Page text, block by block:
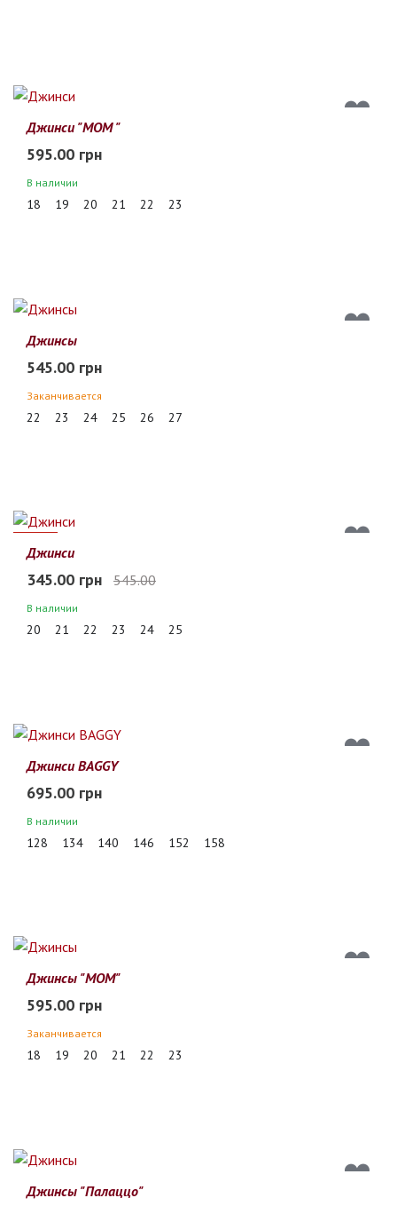
Джинси "МОМ "
595.00 грн
В наличии
18 19 20 21 22 23
Джинсы
545.00 грн
Заканчивается
22 23 24 25 26 27
37%
Джинси
345.00 грн 545.00
В наличии
20 21 22 23 24 25
Джинси BAGGY
695.00 грн
В наличии
128 134 140 146 152 158
Джинсы "МОМ"
595.00 грн
Заканчивается
18 19 20 21 22 23
Джинсы "Палаццо"